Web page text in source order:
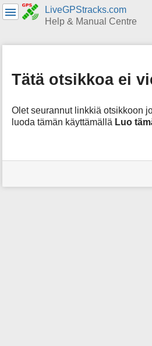
LiveGPStracks.com
Help & Manual Centre
Tätä otsikkoa ei
Olet seurannut linkkiä otsikkoon
luoda tämän käyttämällä Luo